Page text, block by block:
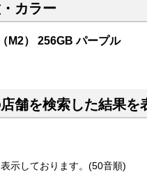
カラー
M2） 256GB パープル
舗を検索した結果を
示しております。(50音順)